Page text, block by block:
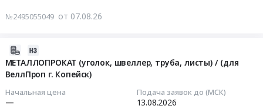
№2495055049 от 07.08.26
МЕТАЛЛОПРОКАТ (уголок, швеллер, труба, листы) / (для
ВеллПроп г. Копейск)
Начальная цена
—
Подача заявок до (МСК)
13.08.2026